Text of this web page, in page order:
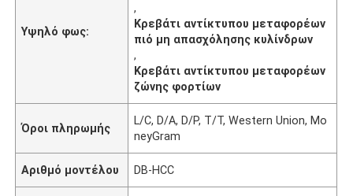
Υψηλό φως:
,
Κρεβάτι αντίκτυπου μεταφορέων
πιό μη απασχόλησης κυλίνδρων
,
Κρεβάτι αντίκτυπου μεταφορέων
ζώνης φορτίων
Όροι πληρωμής
L/C, D/A, D/P, T/T, Western Union, Mo
neyGram
Αριθμό μοντέλου DB-HCC